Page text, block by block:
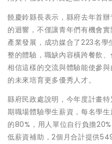
饒慶鈴縣長表示，縣府去年首
的迴響，不僅讓青年們有機會
產業發展，成功媒合了223名
整的體驗，職缺內容橫跨餐飲
相信這樣的交流與體驗能使參
的未來培育更多優秀人才。
縣府民政處說明，今年度計畫
期職場體驗學生薪資，每名學
的80%，用人單位自行負擔
低薪資補助，2個月合計提供